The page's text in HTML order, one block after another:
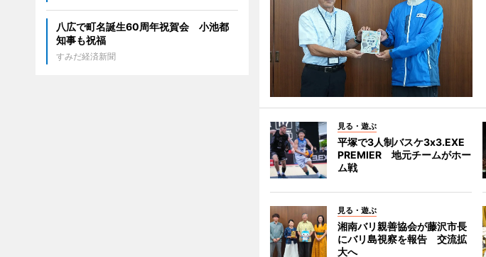
見る・遊ぶ
平塚で3人制バスケ3x3.EXE
PREMIER 地元チームがホー
ム戦
見る・遊ぶ
湘南バリ親善協会が藤沢市長
にバリ島視察を報告 交流拡
大へ
八広で町名誕生60周年祝賀会 小池都
知事も祝福
すみだ経済新聞